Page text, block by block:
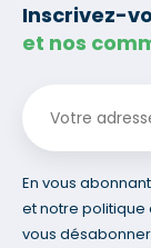
Inscrivez-
et nos
En vous
et notre politique
vous